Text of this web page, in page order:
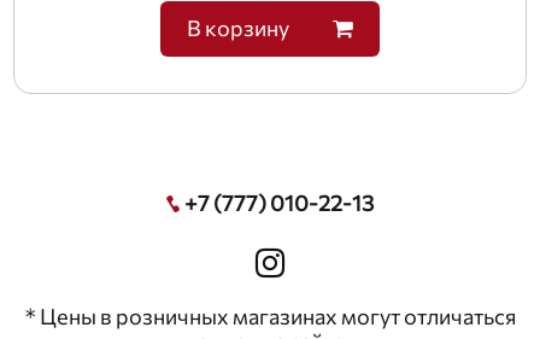
В корзину
+7 (777) 010-22-13
* Цены в розничных магазинах могут отличаться